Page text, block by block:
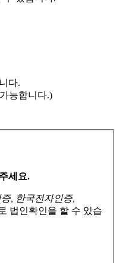
다.
능합니다.)
세요.
, 한국전자인증,
법인확인을 할 수 있습